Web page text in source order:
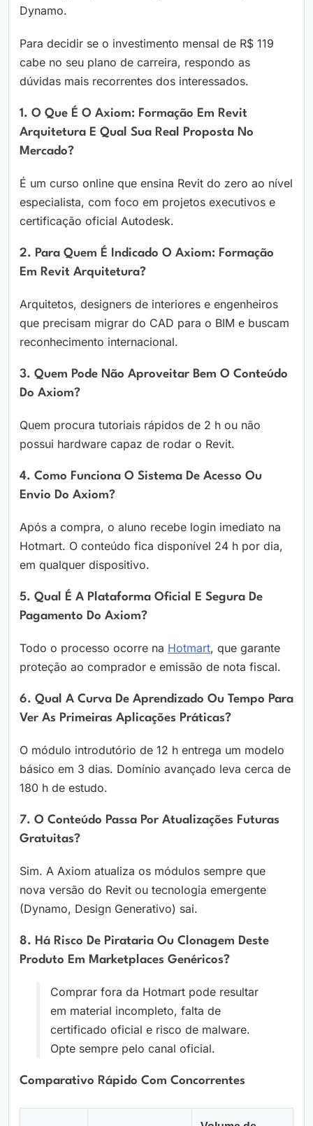
Dynamo.
Para decidir se o investimento mensal de R$ 119
cabe no seu plano de carreira, respondo as
dúvidas mais recorrentes dos interessados.
1. O Que É O Axiom: Formação Em Revit
Arquitetura E Qual Sua Real Proposta No
Mercado?
É um curso online que ensina Revit do zero ao nível
especialista, com foco em projetos executivos e
certificação oficial Autodesk.
2. Para Quem É Indicado O Axiom: Formação
Em Revit Arquitetura?
Arquitetos, designers de interiores e engenheiros
que precisam migrar do CAD para o BIM e buscam
reconhecimento internacional.
3. Quem Pode Não Aproveitar Bem O Conteúdo
Do Axiom?
Quem procura tutoriais rápidos de 2 h ou não
possui hardware capaz de rodar o Revit.
4. Como Funciona O Sistema De Acesso Ou
Envio Do Axiom?
Após a compra, o aluno recebe login imediato na
Hotmart. O conteúdo fica disponível 24 h por dia,
em qualquer dispositivo.
5. Qual É A Plataforma Oficial E Segura De
Pagamento Do Axiom?
Todo o processo ocorre na Hotmart, que garante
proteção ao comprador e emissão de nota fiscal.
6. Qual A Curva De Aprendizado Ou Tempo Para
Ver As Primeiras Aplicações Práticas?
O módulo introdutório de 12 h entrega um modelo
básico em 3 dias. Domínio avançado leva cerca de
180 h de estudo.
7. O Conteúdo Passa Por Atualizações Futuras
Gratuitas?
Sim. A Axiom atualiza os módulos sempre que
nova versão do Revit ou tecnologia emergente
(Dynamo, Design Generativo) sai.
8. Há Risco De Pirataria Ou Clonagem Deste
Produto Em Marketplaces Genéricos?
Comprar fora da Hotmart pode resultar
em material incompleto, falta de
certificado oficial e risco de malware.
Opte sempre pelo canal oficial.
Comparativo Rápido Com Concorrentes